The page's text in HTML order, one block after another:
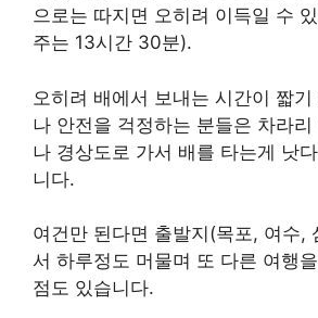
으로는 따지면 오히려 이득일 수
주는 13시간 30분).
오히려 배에서 보내는 시간이 짧
나 안전을 걱정하는 분들은 차라
나 경상도로 가서 배를 타는게 낫
니다.
여건만 된다면 출발지(목포, 여수,
서 하루정도 머물며 또 다른 여행
점도 있습니다.